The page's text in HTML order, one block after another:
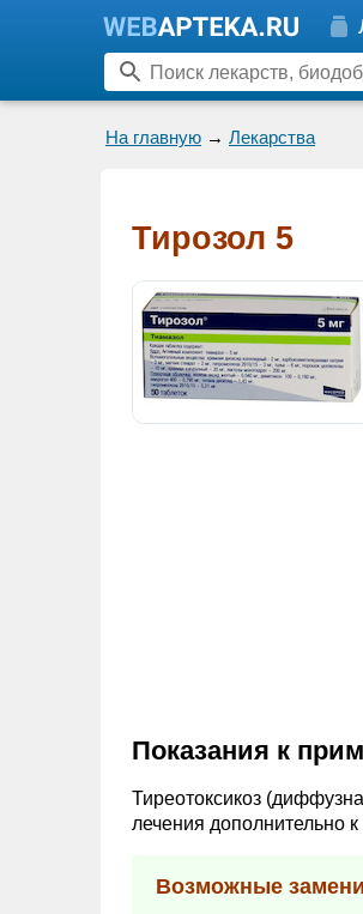
На главную → Лекарства
Тирозол 5
Показания к
Тиреотоксикоз
лечения дополнительно
Возможные